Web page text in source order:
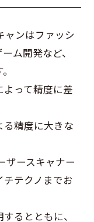
ャンはファッシ
ム開発など、
って精度に差
精度に大きな
ザースキャナー
テクノまでお
るとともに、